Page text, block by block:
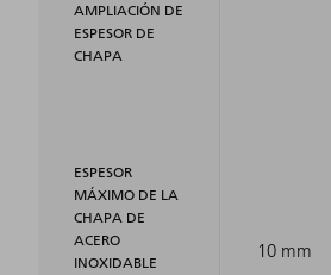
AMPLIACIÓN DE
ESPESOR DE
CHAPA
ESPESOR
MÁXIMO DE LA
CHAPA DE
ACERO
INOXIDABLE
10 mm